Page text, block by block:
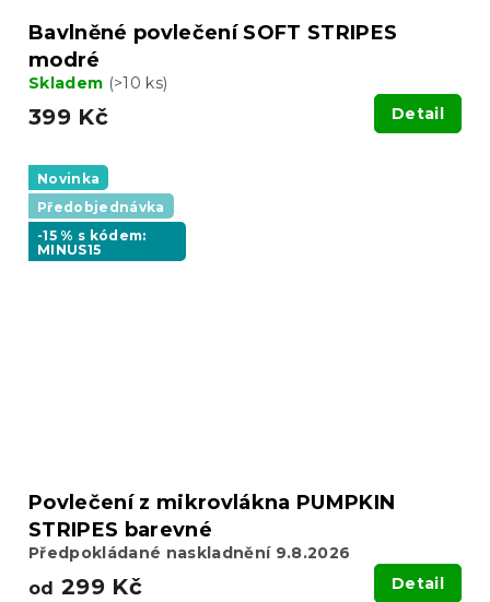
Bavlněné povlečení SOFT STRIPES
modré
Skladem (>10 ks)
399 Kč Detail
Novinka
Předobjednávka
-15 % s kódem:
MINUS15
Povlečení z mikrovlákna PUMPKIN
STRIPES barevné
Předpokládané naskladnění 9.8.2026
od 299 Kč Detail